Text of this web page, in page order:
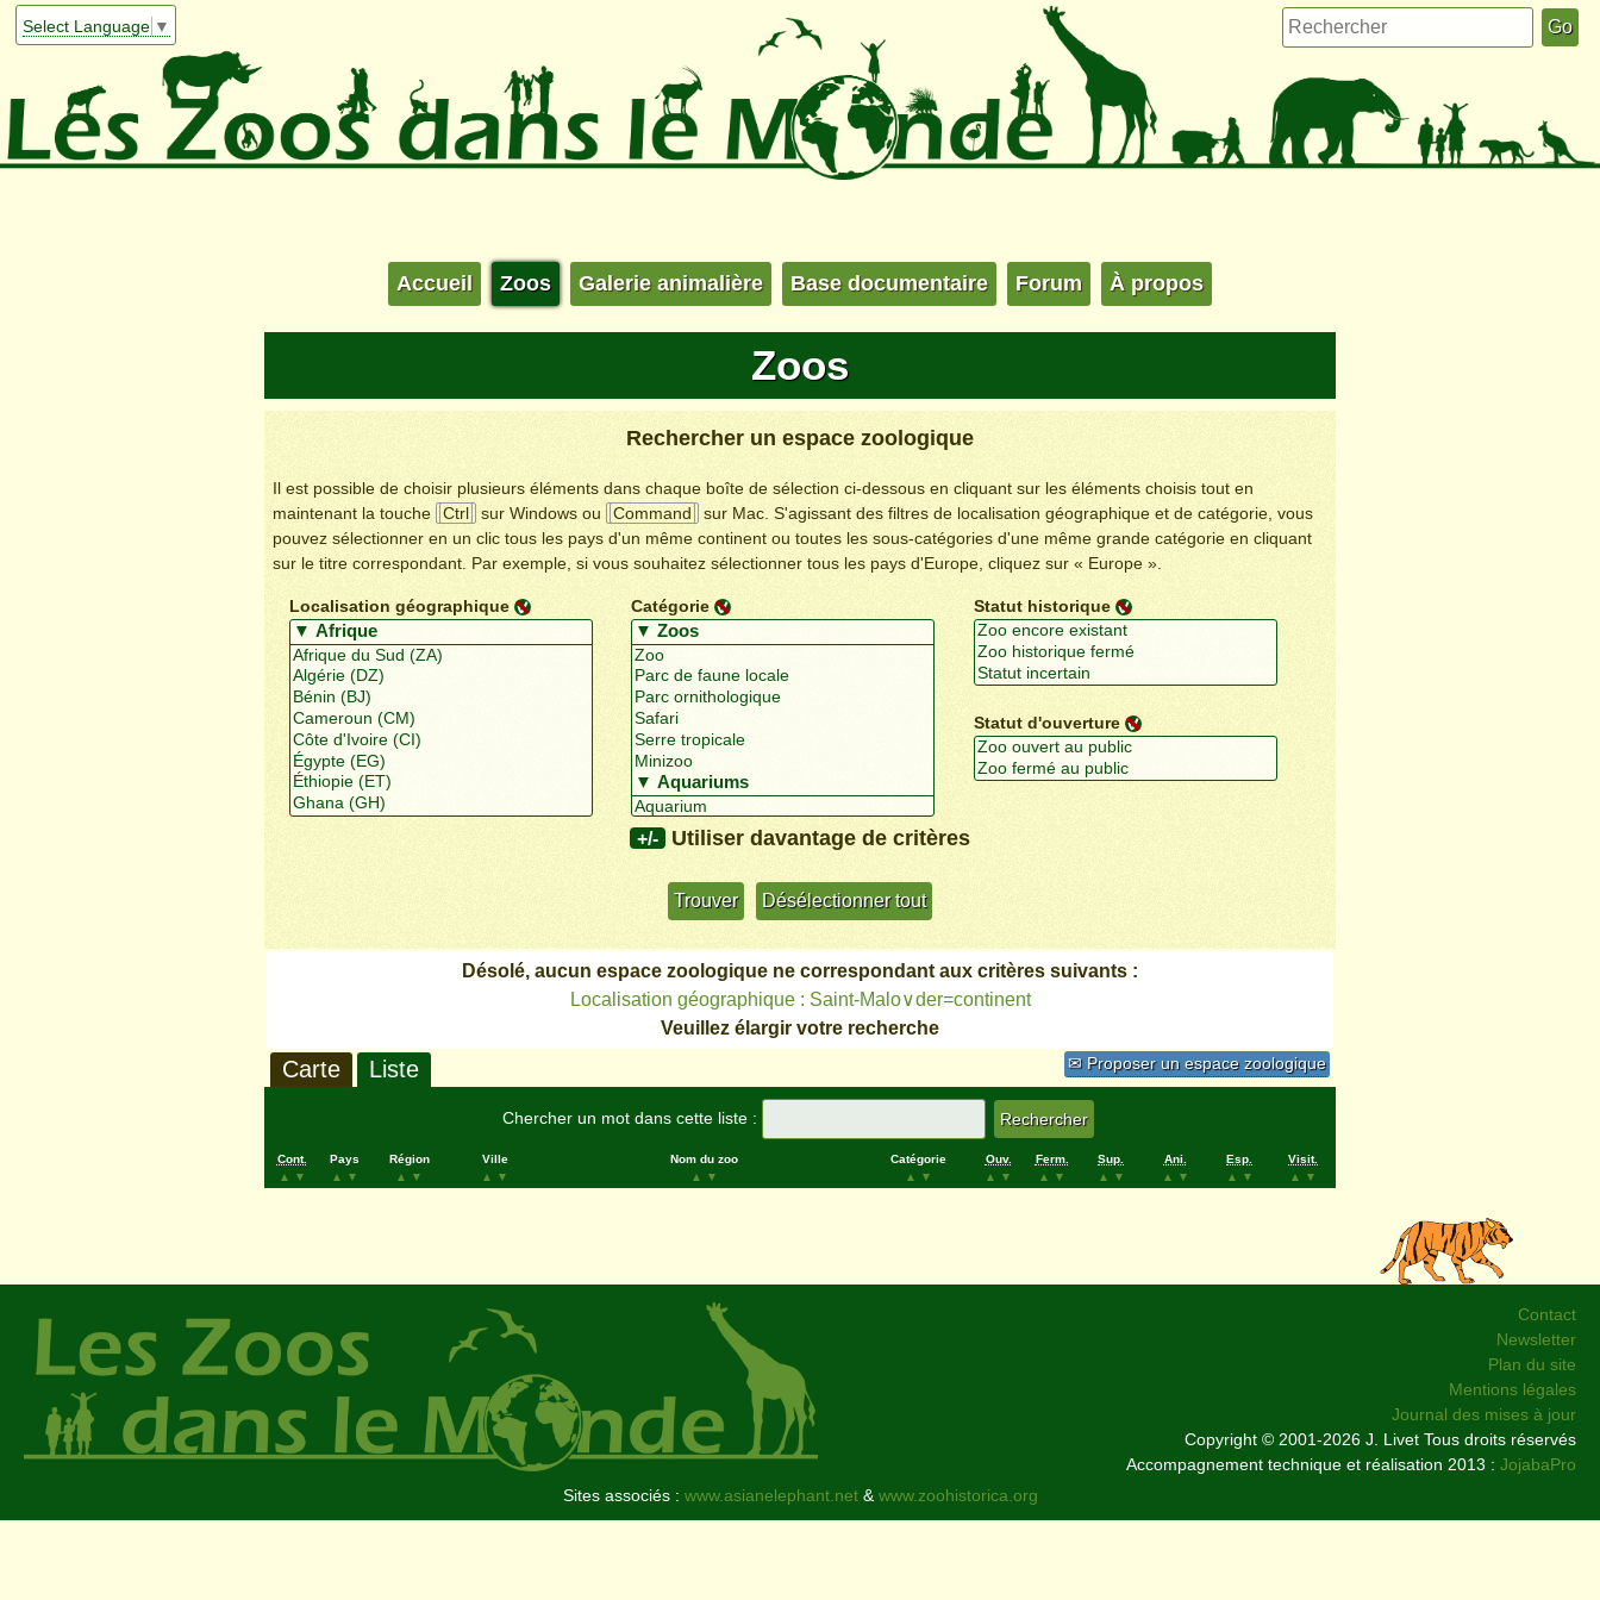
Select Language ▼
Accueil Zoos Galerie animalière Base documentaire Forum À propos
Zoos
Rechercher un espace zoologique
Il est possible de choisir plusieurs éléments dans chaque boîte de sélection ci-dessous en cliquant sur les éléments choisis tout en
maintenant la touche
Ctrl sur Windows ou Command
sur Mac. S'agissant des filtres de localisation géographique et de catégorie, vous
pouvez sélectionner en un clic tous les pays d'un même continent ou toutes les sous-catégories d'une même grande catégorie en cliquant
sur le titre correspondant. Par exemple, si vous souhaitez sélectionner tous les pays d'Europe, cliquez sur « Europe ».
Localisation géographique Catégorie Statut historique
Statut d'ouverture
+/- Utiliser davantage de critères
Désolé, aucun espace zoologique ne correspondant aux critères suivants :
Localisation géographique : Saint-Malo∨der=continent
Veuillez élargir votre recherche
✉ Proposer un espace zoologique
Carte Liste
Chercher un mot dans cette liste :
Cont.
▲
▼
Pays
▲
▼
Région
▲
▼
Ville
▲
▼
Nom du zoo
▲
▼
Catégorie
▲
▼
Ouv.
▲
▼
Ferm.
▲
▼
Sup.
▲
▼
Ani.
▲
▼
Esp.
▲
▼
Visit.
▲
▼
Contact
Newsletter
Plan du site
Mentions légales
Journal des mises à jour
Copyright © 2001-2026 J. Livet Tous droits réservés
Accompagnement technique et réalisation 2013 : JojabaPro
Sites associés : www.asianelephant.net&www.zoohistorica.org